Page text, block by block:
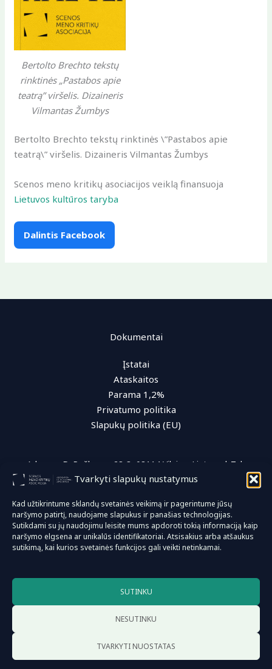
Tvarkyti slapukų nustatymus
Kad užtikrintume sklandų svetainės veikimą ir pagerintume jūsų
naršymo patirtį, naudojame slapukus ir panašias technologijas.
Sutikdami su jų naudojimu leisite mums apdoroti tokią informaciją kaip
naršymo elgsena ar unikalūs identifikatoriai. Atsisakius arba atšaukus
sutikimą, kai kurios svetainės funkcijos gali veikti netinkamai.
SUTINKU
NESUTINKU
TVARKYTI NUOSTATAS
Bertolto Brechto tekstų
rinktinės „Pastabos apie
teatrą” viršelis. Dizaineris
Vilmantas Žumbys
Bertolto Brechto tekstų rinktinės \”Pastabos apie
teatrą\” viršelis. Dizaineris Vilmantas Žumbys
Scenos meno kritikų asociacijos veiklą finansuoja
Lietuvos kultūros taryba
Dalintis Facebook
Dokumentai
Įstatai
Ataskaitos
Parama 1,2%
Privatumo politika
Slapukų politika (EU)
Adresas: D. Poškos g. 28-3, 08114 Vilnius, Lietuva | Tel.:
+370 (616) 96 622 | El. paštas: info@smka.lt
© 2026 Scenos meno kritikų asociacija